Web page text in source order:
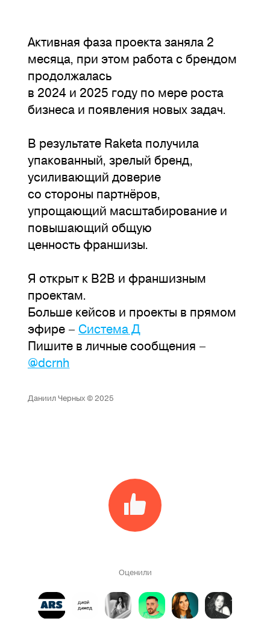
Активная фаза проекта заняла 2
месяца, при этом работа с брендом
продолжалась
в 2024 и 2025 году по мере роста
бизнеса и появления новых задач.
В результате Raketa получила
упакованный, зрелый бренд,
усиливающий доверие
со стороны партнёров,
упрощающий масштабирование и
повышающий общую
ценность франшизы.
Я открыт к B2B и франшизным
проектам.
Больше кейсов и проекты в прямом
эфире – Система Д
Пишите в личные сообщения –
@dcrnh
Даниил Черных © 2025
Оценили